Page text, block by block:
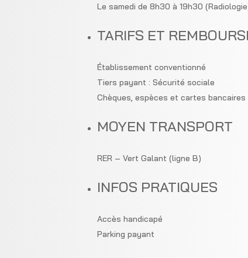
Le samedi de 8h30 à 19h30
TARIFS ET
Établissement conventionné
Tiers payant : Sécurité sociale
Chèques, espèces et cartes bancaires
MOYEN TRANSPORT
RER – Vert Galant (ligne B)
INFOS PRATIQUES
Accès handicapé
Parking payant